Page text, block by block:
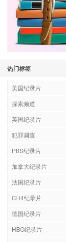
热门标签
美国纪录片
探索频道
英国纪录片
犯罪调查
PBS纪录片
加拿大纪录片
法国纪录片
CH4纪录片
德国纪录片
HBO纪录片